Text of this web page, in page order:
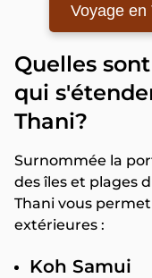
Voyage
Quelles
qui
Thani?
Surnommée la
des îles et plages
Thani vous
extérieures :
Koh Samui